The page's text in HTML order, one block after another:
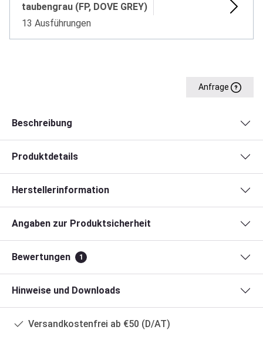
taubengrau (FP, DOVE GREY)
13 Ausführungen
Anfrage
Beschreibung
Produktdetails
Herstellerinformation
Angaben zur Produktsicherheit
Bewertungen 1
Hinweise und Downloads
Versandkostenfrei ab €50 (D/AT)